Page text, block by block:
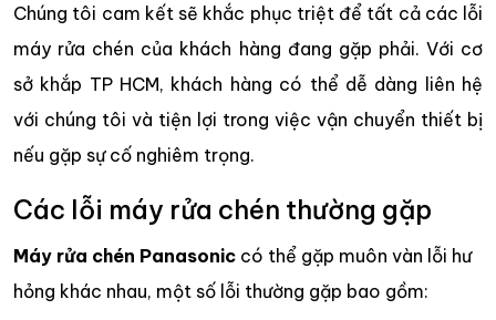
Chúng tôi cam kết sẽ khắc phục triệt để tất cả các lỗi
máy rửa chén của khách hàng đang gặp phải. Với cơ
sở khắp TP HCM, khách hàng có thể dễ dàng liên hệ
với chúng tôi và tiện lợi trong việc vận chuyển thiết bị
nếu gặp sự cố nghiêm trọng.
Các lỗi máy rửa chén thường gặp
Máy rửa chén Panasonic có thể gặp muôn vàn lỗi hư
hỏng khác nhau, một số lỗi thường gặp bao gồm: